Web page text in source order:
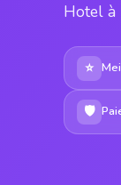
Hotel à
⭐
🛡